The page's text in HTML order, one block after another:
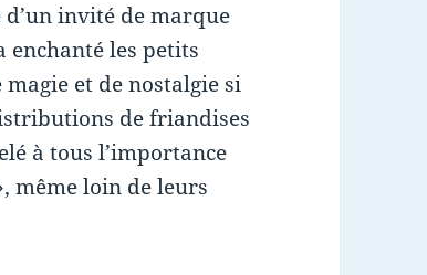
d’un invité de marque
enchanté les petits
et de nostalgie si
de friandises
à tous l’importance
même loin de leurs